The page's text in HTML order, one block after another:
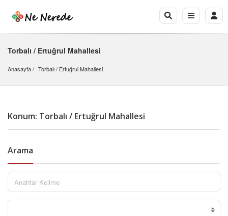
Torbalı / Ertuğrul Mahallesi
Anasayfa Torbalı / Ertuğrul Mahallesi
Konum: Torbalı / Ertuğrul Mahallesi
Arama